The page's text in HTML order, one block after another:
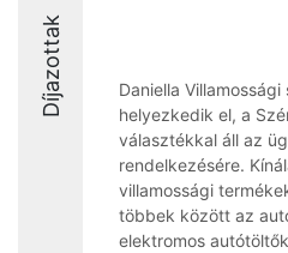
Díjazottak
Daniella
helyezkedik el, a
választékkal áll az
rendelkezésére.
villamossági
többek között az
elektromos